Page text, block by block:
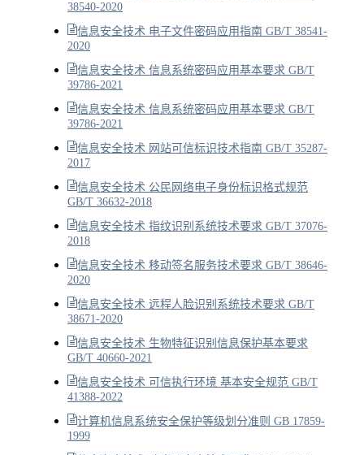
38540-2020
信息安全技术 电子文件密码应用指南 GB/T 38541-
2020
信息安全技术 信息系统密码应用基本要求 GB/T
39786-2021
信息安全技术 信息系统密码应用基本要求 GB/T
39786-2021
信息安全技术 网站可信标识技术指南 GB/T 35287-
2017
信息安全技术 公民网络电子身份标识格式规范
GB/T 36632-2018
信息安全技术 指纹识别系统技术要求 GB/T 37076-
2018
信息安全技术 移动签名服务技术要求 GB/T 38646-
2020
信息安全技术 远程人脸识别系统技术要求 GB/T
38671-2020
信息安全技术 生物特征识别信息保护基本要求
GB/T 40660-2021
信息安全技术 可信执行环境 基本安全规范 GB/T
41388-2022
计算机信息系统安全保护等级划分准则 GB 17859-
1999